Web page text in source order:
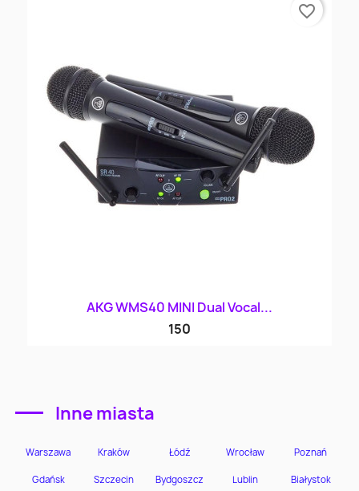
AKG WMS40 MINI Dual Vocal...
150
favorite_border
Inne miasta